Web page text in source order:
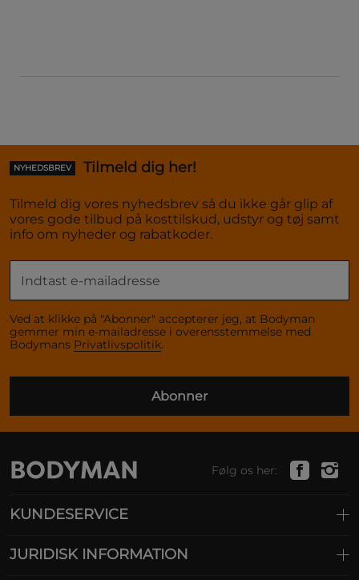
NYHEDSBREV Tilmeld dig her!
Tilmeld dig vores nyhedsbrev så du ikke går glip af
vores gode tilbud på kosttilskud, udstyr og tøj samt
info om nyheder og rabatkoder.
Ved at klikke på "Abonner" accepterer jeg, at Bodyman
gemmer min e-mailadresse i overensstemmelse med
Bodymans Privatlivspolitik.
Abonner
Følg os her:
KUNDESERVICE
JURIDISK INFORMATION